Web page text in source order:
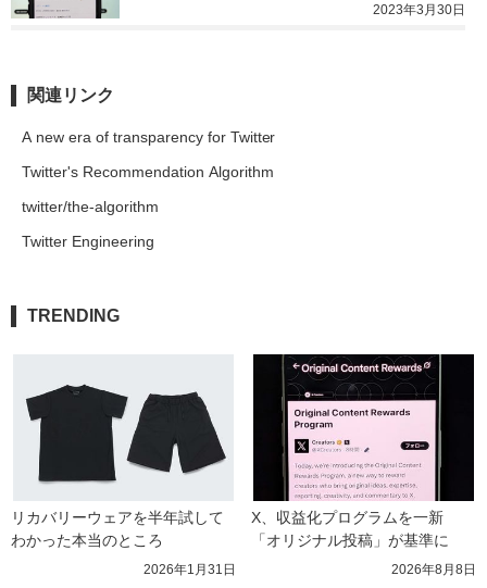
2023年3月30日
関連リンク
A new era of transparency for Twitter
Twitter's Recommendation Algorithm
twitter/the-algorithm
Twitter Engineering
TRENDING
リカバリーウェアを半年試して
わかった本当のところ
2026年1月31日
X、収益化プログラムを一新
「オリジナル投稿」が基準に
2026年8月8日